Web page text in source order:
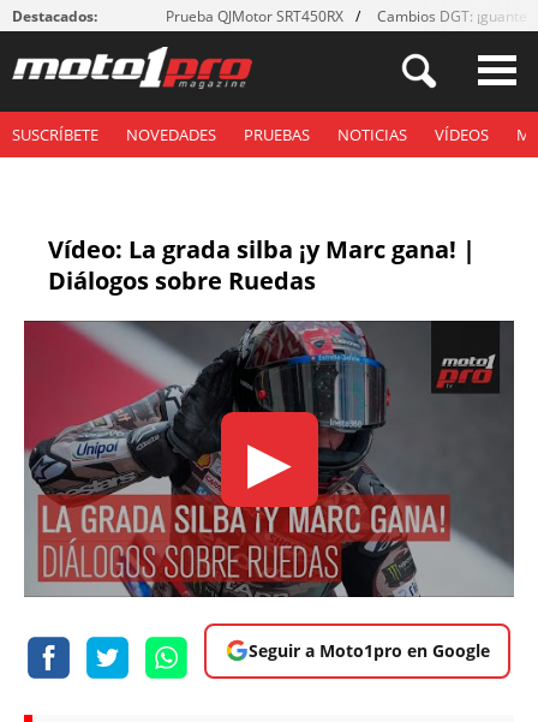
Destacados: Prueba QJMotor SRT450RX Cambios DGT: ¡guantes!
SUSCRÍBETE NOVEDADES PRUEBAS NOTICIAS VÍDEOS
Vídeo: La grada silba ¡y Marc gana! |
Diálogos sobre Ruedas
▶
Seguir a Moto1pro en Google